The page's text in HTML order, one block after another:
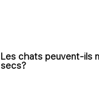
Les chats peuvent-ils
secs?